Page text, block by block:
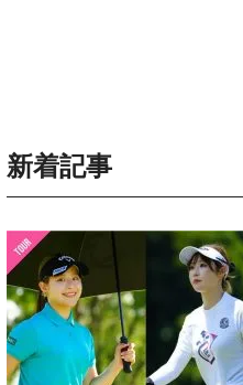
新着記事